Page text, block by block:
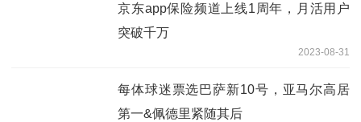
京东app保险频道上线1周年，月活用户
突破千万
2023-08-31
每体球迷票选巴萨新10号，亚马尔高居
第一&佩德里紧随其后